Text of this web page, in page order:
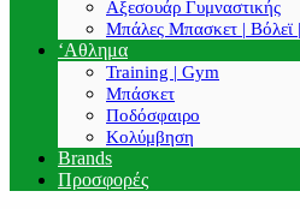
Αξεσουάρ Γυμναστικής
Μπάλες Μπασκετ | Βόλεϊ
‘Αθλημα
Training | Gym
Μπάσκετ
Ποδόσφαιρο
Κολύμβηση
Brands
Προσφορές